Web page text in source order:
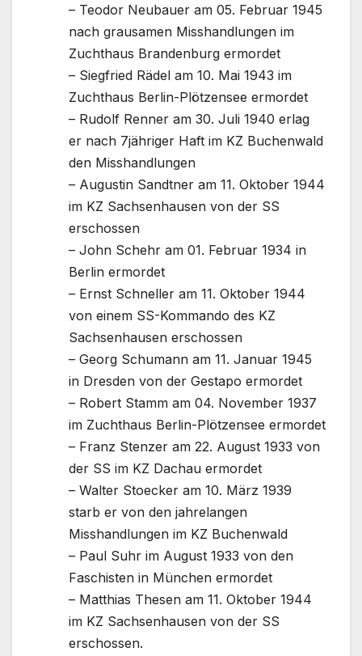
– Teodor Neubauer am 05. Februar 1945
nach grausamen Misshandlungen im
Zuchthaus Brandenburg ermordet
– Siegfried Rädel am 10. Mai 1943 im
Zuchthaus Berlin-Plötzensee ermordet
– Rudolf Renner am 30. Juli 1940 erlag
er nach 7jähriger Haft im KZ Buchenwald
den Misshandlungen
– Augustin Sandtner am 11. Oktober 1944
im KZ Sachsenhausen von der SS
erschossen
– John Schehr am 01. Februar 1934 in
Berlin ermordet
– Ernst Schneller am 11. Oktober 1944
von einem SS-Kommando des KZ
Sachsenhausen erschossen
– Georg Schumann am 11. Januar 1945
in Dresden von der Gestapo ermordet
– Robert Stamm am 04. November 1937
im Zuchthaus Berlin-Plötzensee ermordet
– Franz Stenzer am 22. August 1933 von
der SS im KZ Dachau ermordet
– Walter Stoecker am 10. März 1939
starb er von den jahrelangen
Misshandlungen im KZ Buchenwald
– Paul Suhr im August 1933 von den
Faschisten in München ermordet
– Matthias Thesen am 11. Oktober 1944
im KZ Sachsenhausen von der SS
erschossen.